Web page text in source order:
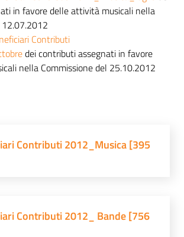
in favore delle attività musicali nella
12.07.2012
Contributi
dei contributi assegnati in favore
nella Commissione del 25.10.2012
Contributi 2012_Musica [395
Contributi 2012_ Bande [756